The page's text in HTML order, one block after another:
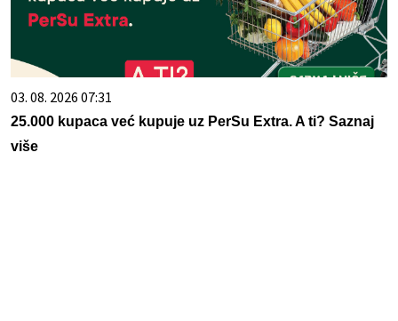
03. 08. 2026 07:31
25.000 kupaca već kupuje uz PerSu Extra. A ti? Saznaj
više